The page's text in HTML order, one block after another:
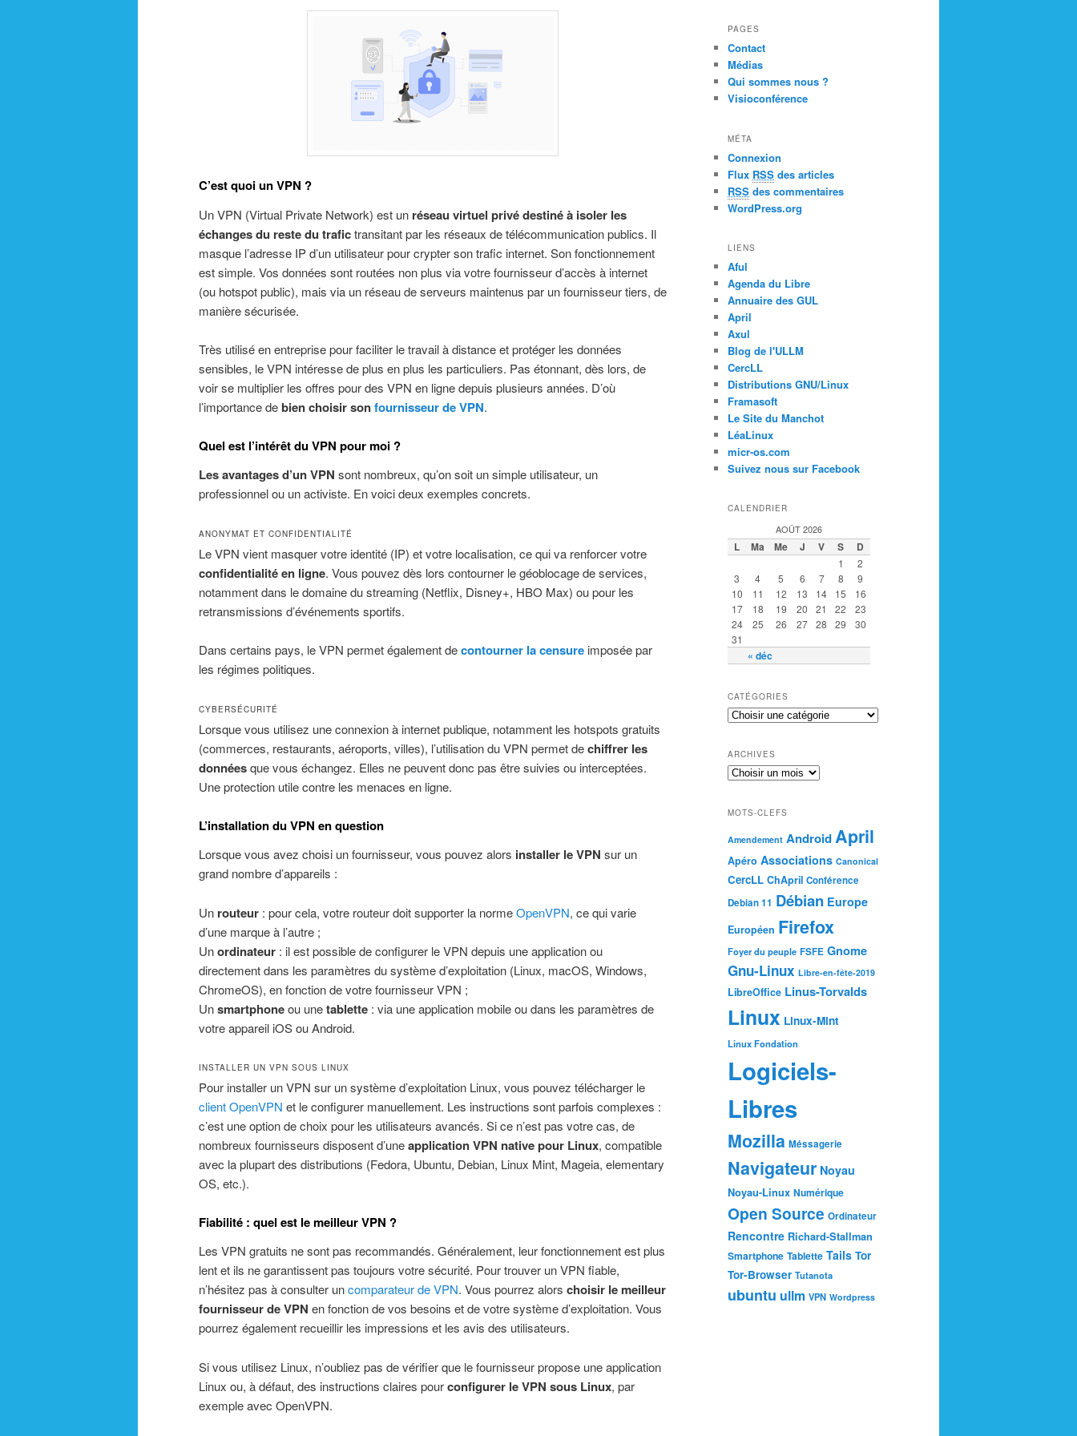
C’est quoi un VPN ?
Un VPN (Virtual Private Network) est un réseau virtuel privé destiné à isoler les
échanges du reste du trafictransitant par les réseaux de télécommunication publics. Il
masque l’adresse IP d’un utilisateur pour crypter son trafic internet. Son fonctionnement
est simple. Vos données sont routées non plus via votre fournisseur d’accès à internet
(ou hotspot public), mais via un réseau de serveurs maintenus par un fournisseur tiers, de
manière sécurisée.
Très utilisé en entreprise pour faciliter le travail à distance et protéger les données
sensibles, le VPN intéresse de plus en plus les particuliers. Pas étonnant, dès lors, de
voir se multiplier les offres pour des VPN en ligne depuis plusieurs années. D’où
l’importance debien choisir sonfournisseur de VPN.
Quel est l’intérêt du VPN pour moi ?
Les avantages d’un VPN sont nombreux, qu’on soit un simple utilisateur, un
professionnel ou un activiste. En voici deux exemples concrets.
ANONYMAT ET CONFIDENTIALITÉ
Le VPN vient masquer votre identité (IP) et votre localisation, ce qui va renforcer votre
confidentialité en ligne. Vous pouvez dès lors contourner le géoblocage de services,
notamment dans le domaine du streaming (Netflix, Disney+, HBO Max) ou pour les
retransmissions d’événements sportifs.
Dans certains pays, le VPN permet également decontourner la censure imposée par
les régimes politiques.
CYBERSÉCURITÉ
Lorsque vous utilisez une connexion à internet publique, notamment les hotspots gratuits
(commerces, restaurants, aéroports, villes), l’utilisation du VPN permet dechiffrer les
donnéesque vous échangez. Elles ne peuvent donc pas être suivies ou interceptées.
Une protection utile contre les menaces en ligne.
L’installation du VPN en question
Lorsque vous avez choisi un fournisseur, vous pouvez alors installer le VPN sur un
grand nombre d’appareils :
Un routeur : pour cela, votre routeur doit supporter la normeOpenVPN, ce qui varie
d’une marque à l’autre ;
Unordinateur : il est possible de configurer le VPN depuis une application ou
directement dans les paramètres du système d’exploitation (Linux, macOS, Windows,
ChromeOS), en fonction de votre fournisseur VPN ;
Unsmartphoneou unetablette : via une application mobile ou dans les paramètres de
votre appareil iOS ou Android.
INSTALLER UN VPN SOUS LINUX
Pour installer un VPN sur un système d’exploitation Linux, vous pouvez télécharger le
client OpenVPN et le configurer manuellement. Les instructions sont parfois complexes :
c’est une option de choix pour les utilisateurs avancés. Si ce n’est pas votre cas, de
nombreux fournisseurs disposent d’uneapplication VPN native pour Linux, compatible
avec la plupart des distributions (Fedora, Ubuntu, Debian, Linux Mint, Mageia, elementary
OS, etc.).
Fiabilité : quel est le meilleur VPN ?
Les VPN gratuits ne sont pas recommandés. Généralement, leur fonctionnement est plus
lent et ils ne garantissent pas toujours votre sécurité. Pour trouver un VPN fiable,
n’hésitez pas à consulter uncomparateur de VPN. Vous pourrez alors choisir le meilleur
fournisseur de VPN en fonction de vos besoins et de votre système d’exploitation. Vous
pourrez également recueillir les impressions et les avis des utilisateurs.
Si vous utilisez Linux, n’oubliez pas de vérifier que le fournisseur propose une application
Linux ou, à défaut, des instructions claires pourconfigurer le VPN sous Linux, par
exemple avec OpenVPN.
PAGES
Contact
Médias
Qui sommes nous ?
Visioconférence
MÉTA
Connexion
Flux RSS des articles
RSS des commentaires
WordPress.org
LIENS
Aful
Agenda du Libre
Annuaire des GUL
April
Axul
Blog de l'ULLM
CercLL
Distributions GNU/Linux
Framasoft
Le Site du Manchot
LéaLinux
micr-os.com
Suivez nous sur Facebook
CALENDRIER
AOÛT 2026
L Ma Me J V S D
« déc
1
2
3
4 5 6 7 8
9
10
11 12 13 14 15
16
17
18 19 20 21 22
23
24
25 26 27 28 29
30
31
CATÉGORIES
ARCHIVES
MOTS-CLEFS
Amendement AndroidApril
Apéro Associations Canonical
CercLL ChApril Conférence
Debian 11 Débian Europe
Européen Firefox
Foyer du peuple FSFE Gnome
Gnu-Linux Libre-en-fête-2019
LibreOffice Linus-Torvalds
Linux Linux-Mint
Linux Fondation
Logiciels-
Libres
Mozilla Méssagerie
Navigateur Noyau
Noyau-Linux Numérique
Open Source Ordinateur
Rencontre Richard-Stallman
Smartphone Tablette Tails Tor
Tor-Browser Tutanota
ubuntu ullm VPN Wordpress